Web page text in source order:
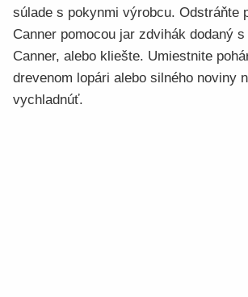
súlade s pokynmi výrobcu. Odstráňte
Canner pomocou jar zdvihák dodaný
Canner, alebo kliešte. Umiestnite
drevenom lopári alebo silného noviny
vychladnúť.